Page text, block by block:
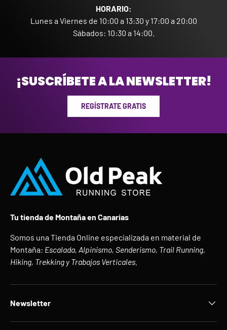
HORARIO:
Lunes a Viernes de 10:00 a 13:30 y 17:00 a 20:00
Sábados: 10:30 a 14:00.
¡SUSCRÍBETE A LA NEWSLETTER!
REGÍSTRATE GRATIS
Tu tienda de Montaña en Canarias
Somos una Tienda Online especializada en material de
Montaña: Escalada, Alpinismo, Senderismo, Trail Running,
Hiking, Trekking y Trabajos Verticales.
Newsletter